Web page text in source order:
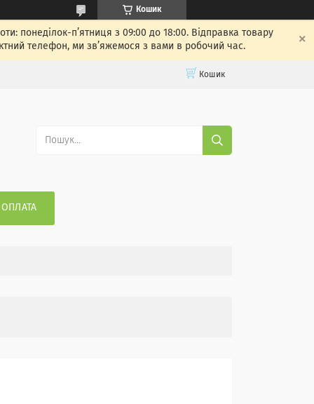
Кошик
понеділок-п’ятниця з 09:00 до 18:00. Відправка товару
телефон, ми зв’яжемося з вами в робочий час.
Кошик